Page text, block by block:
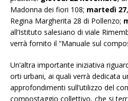
Madonna dei fiori 108; martedì 27
Regina Margherita 28 di Pollenzo;
all’Istituto salesiano di viale
verrà fornito il “Manuale sul
Un’altra importante iniziativa
orti urbani, ai quali verrà dedicata
approfondimenti sull’utilizzo del
compostaggio collettivo, che si